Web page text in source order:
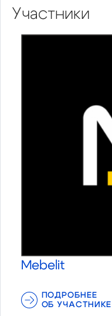
Участники
Mebelit
ПОДРОБНЕЕ
ОБ УЧАСТНИКЕ